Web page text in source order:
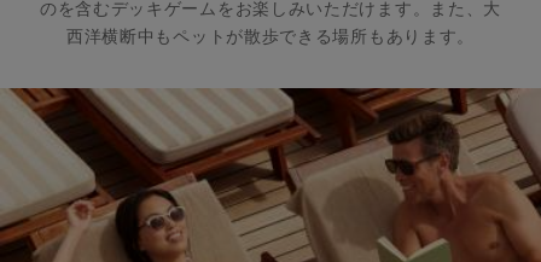
のを含むデッキゲームをお楽しみいただけます。また、大
西洋横断中もペットが散歩できる場所もあります。